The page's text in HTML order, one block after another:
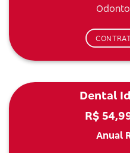
Dental
R$
Anual